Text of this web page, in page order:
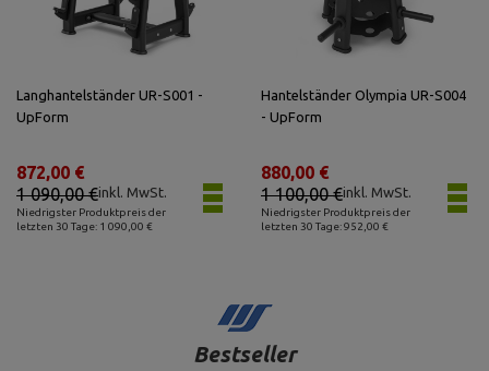
Langhantelständer UR-S001 -
UpForm
Niedrigster Produktpreis der
letzten 30 Tage: 1 090,00 €
1 090,00 €
872,00 €
inkl. MwSt.
Hantelständer Olympia UR-S004
- UpForm
Niedrigster Produktpreis der
letzten 30 Tage: 952,00 €
1 100,00 €
880,00 €
inkl. MwSt.
Bestseller